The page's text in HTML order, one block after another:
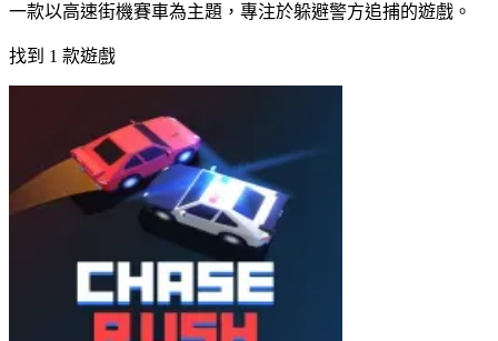
一款以高速街機賽車為主題，專注於躲避警方追捕的遊戲。
找到 1 款遊戲